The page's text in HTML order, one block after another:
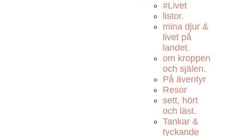
#Livet
listor.
mina djur &
livet på
landet.
om kroppen
och själen.
På äventyr
Resor
sett, hört
och läst.
Tankar &
tyckande